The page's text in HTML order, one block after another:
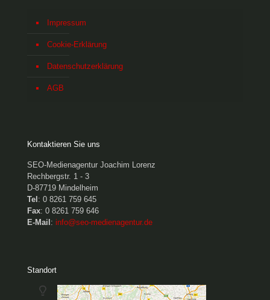
Impressum
Cookie-Erklärung
Datenschutzerklärung
AGB
Kontaktieren Sie uns
SEO-Medienagentur Joachim Lorenz
Rechbergstr. 1 - 3
D-87719 Mindelheim
Tel : 0 8261 759 645
Fax: 0 8261 759 646
E-Mail : info@seo-medienagentur.de
Standort